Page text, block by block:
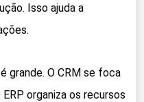
Isso ajuda a
grande. O CRM se foca
organiza os recursos